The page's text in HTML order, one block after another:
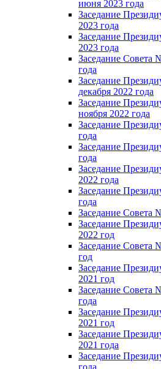
июня 2023 года
Заседание
2023 года
Заседание
2023 года
Заседание Совета
года
Заседание
декабря 2022 года
Заседание
ноября 2022 года
Заседание
года
Заседание
года
Заседание
2022 года
Заседание
года
Заседание Совета
Заседание
2022 год
Заседание Совета
год
Заседание
2021 год
Заседание Совета
года
Заседание
2021 год
Заседание
2021 года
Заседание
года